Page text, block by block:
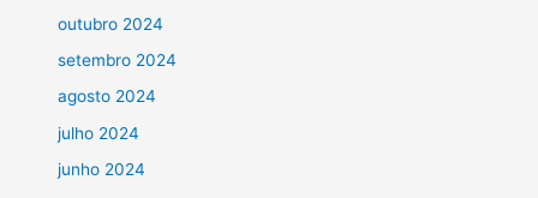
outubro 2024
setembro 2024
agosto 2024
julho 2024
junho 2024